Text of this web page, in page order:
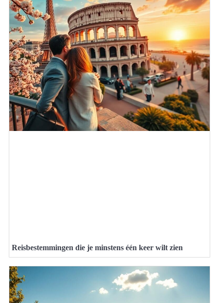
Reisbestemmingen die je minstens één keer wilt zien